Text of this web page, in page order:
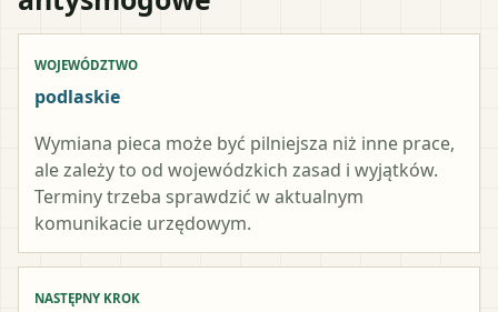
WOJEWÓDZTWO
podlaskie
Wymiana pieca może być pilniejsza niż inne prace,
ale zależy to od wojewódzkich zasad i wyjątków.
Terminy trzeba sprawdzić w aktualnym
komunikacie urzędowym.
NASTĘPNY KROK